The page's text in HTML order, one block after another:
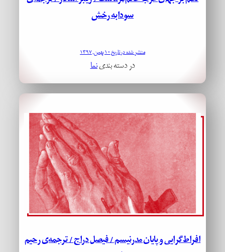
سودابه رخش
منتشر شده در تاریخ ۱۰ بهمن, ۱۳۹۷
در دسته بندینما
افراط‌گرایی و پایان مدرنیسم / فیصل دراج / ترجمه‌ی رحیم